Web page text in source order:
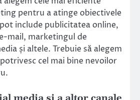
pentru a atinge obiectivele
include publicitatea online,
mail, marketingul de
și altele. Trebuie să alegem
cel mai bine nevoilor